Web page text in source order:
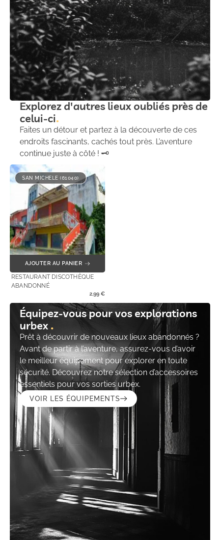
Explorez d'autres lieux oubliés près de
celui-ci
Faites un détour et partez à la découverte de ces
endroits fascinants, cachés tout près. L’aventure
continue juste à côté ! 🗝️
SAN MICHELE (61040)
AJOUTER AU PANIER
RESTAURANT DISCOTHÈQUE
ABANDONNÉ
2,99 €
Équipez-vous pour vos explorations
urbex
Prêt à découvrir de nouveaux lieux abandonnés ?
Avant de partir à l’aventure, assurez-vous d’avoir
le meilleur équipement pour explorer en toute
sécurité. Découvrez notre sélection d’accessoires
essentiels pour vos sorties urbex.
VOIR LES ÉQUIPEMENTS